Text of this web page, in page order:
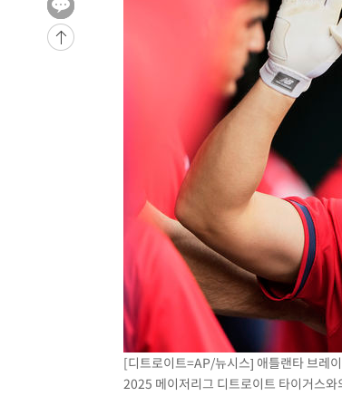
화"
-13719초 전 >
日방위성, 北이 동해로 쏜 발사체는 탄도미사
-12149초 전 >
[속보] SKT, 에이닷 서비스 장애 발생…"원
[속보]합참 "북, 동해상으로 미상 발사체 발사"
'낮 최고 39도' 불볕더위…한밤 열대야도
[속보]7~9일 프로야구 3연전도 폭염 취소
"韓 외환시장 개입 관측 배경엔 美의 대한
'월드컵 탈락 후폭풍' 축구협회…초유의 압
서울 낮 37.9도, 올여름 최고치 경신…영등
[속보]종합특검, 대검 추가 압수수색…내란
[속보]코스닥, 800p 회복…0.26% 오른
[속보]코스피, 301.88포인트(4.58%) 내린
[속보]원·달러 환율, 0.7원 내린 1423.8원 마
"여기 떨어졌다"…다누리, 스페이스X 로켓
손흥민, 5경기 연속골 실패…LAFC는 승부차
내일까지 39도 '펄펄'…기상청 "태풍 지나며 폭
[디트로이트=AP/뉴시스] 애틀랜타 브레
2025 메이저리그 디트로이트 타이거스